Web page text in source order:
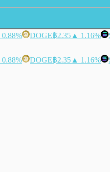
DOGE฿2.35 ▲ 1.16%
DOGE฿2.35 ▲ 1.16%